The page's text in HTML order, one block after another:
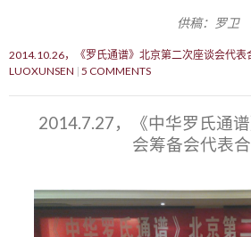
供稿：罗卫
2014.10.26，《罗氏通谱》北京第二次座谈会代表
LUOXUNSEN 5 COMMENTS
2014.7.27，《中华罗氏通
会筹备会代表